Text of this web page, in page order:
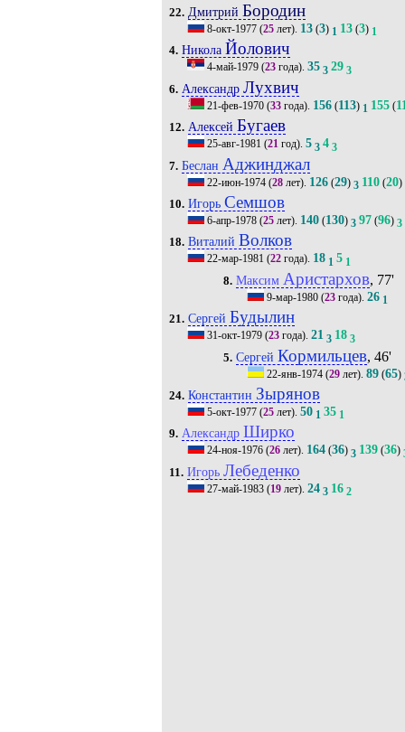
22. Дмитрий Бородин
8-окт-1977(25лет). 13(3) 1 13(3) 1
4. Никола Йолович
4-май-1979(23года). 35 3 29 3
6. Александр Лухвич
21-фев-1970(33года). 156(113) 1 155(
12. Алексей Бугаев
25-авг-1981 (21год). 5 3 4 3
7. Беслан Аджинджал
22-июн-1974(28лет). 126(29) 3 110(20)
10. Игорь Семшов
6-апр-1978(25лет). 140(130) 3 97(96) 3
18. Виталий Волков
22-мар-1981 (22года). 18 1 5 1
8. Максим Аристархов, 77'
9-мар-1980 (23 года).26 1
21. Сергей Будылин
31-окт-1979(23года). 21 3 18 3
5. Сергей Кормильцев, 46'
22-янв-1974 (29 лет).89 (65)
24. Константин Зырянов
5-окт-1977(25лет). 50 1 35 1
9. Александр Ширко
24-ноя-1976(26лет). 164(36) 3 139(36)
11. Игорь Лебеденко
27-май-1983(19лет). 24 3 16 2